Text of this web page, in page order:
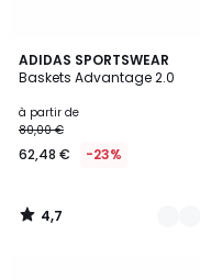
ADIDAS SPORTSWEAR
Baskets Advantage 2.0
à partir de
80,00 €
62,48 € -23%
4,7
/ 5
5
Couleurs
4,7
/